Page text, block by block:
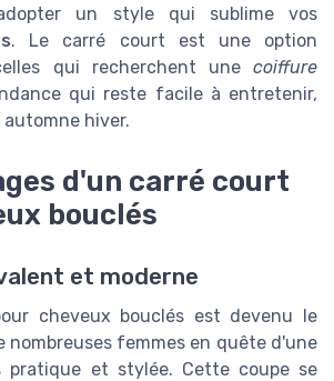
un style qui sublime vos
. Le carré court est une option
qui recherchent une coiffure
qui reste facile à entretenir,
hiver.
d'un carré court
bouclés
et moderne
cheveux bouclés est devenu le
nombreuses femmes en quête d'une
et stylée. Cette coupe se